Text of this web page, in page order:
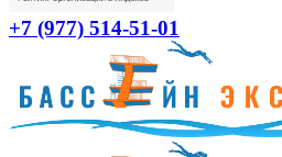
+7 (977) 514-51-01